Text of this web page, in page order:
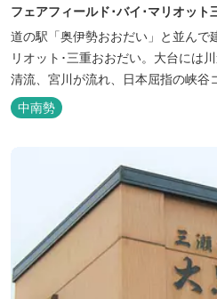
フェアフィールド･バイ･マリオット
道の駅「奥伊勢おおだい」と並んで
リオット･三重おおだい。大台には
清流、宮川が流れ、日本屈指の峡谷
登山初心者から楽しめる総門山など
す。 日本の滝百選に選ばれている七
点として、当ホテルは快適さを追...
中南勢